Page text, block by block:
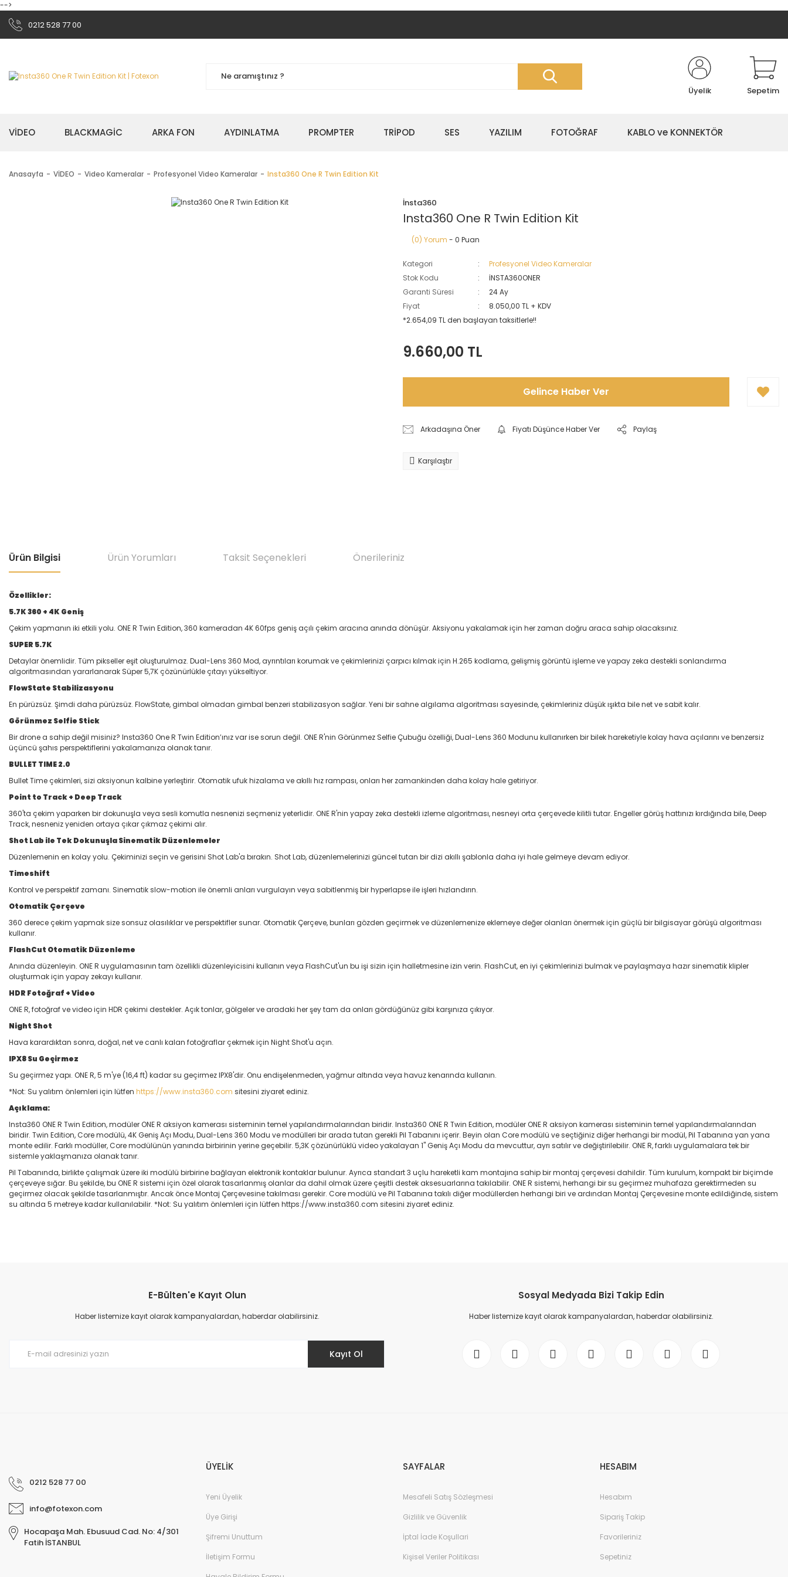
-->
0212 528 77 00
Üyelik Sepetim
VİDEO BLACKMAGİC ARKA FON AYDINLATMA PROMPTER TRİPOD SES YAZILIM FOTOĞRAF KABLO ve KONNEKTÖR
Anasayfa VİDEO Video Kameralar Profesyonel Video Kameralar Insta360 One R Twin Edition Kit
İnsta360
Insta360 One R Twin Edition Kit
(0) Yorum - 0 Puan
Kategori
Profesyonel Video Kameralar
Stok Kodu
İNSTA360ONER
Garanti Süresi
24 Ay
Fiyat
8.050,00 TL + KDV
*2.654,09 TL den başlayan taksitlerle!!
9.660,00 TL
Gelince Haber Ver
Arkadaşına Öner Fiyatı Düşünce Haber Ver Paylaş
Karşılaştır
Ürün Bilgisi Ürün Yorumları Taksit Seçenekleri Önerileriniz
Özellikler:
5.7K 360 + 4K Geniş
Çekim yapmanın iki etkili yolu. ONE R Twin Edition, 360 kameradan 4K 60fps geniş açılı çekim aracına anında dönüşür. Aksiyonu yakalamak için her zaman doğru araca sahip olacaksınız.
SUPER 5.7K
Detaylar önemlidir. Tüm pikseller eşit oluşturulmaz. Dual-Lens 360 Mod, ayrıntıları korumak ve çekimlerinizi çarpıcı kılmak için H.265 kodlama, gelişmiş görüntü işleme ve yapay zeka destekli sonlandırma
algoritmasından yararlanarak Süper 5,7K çözünürlükle çıtayı yükseltiyor.
FlowState Stabilizasyonu
En pürüzsüz. Şimdi daha pürüzsüz. FlowState, gimbal olmadan gimbal benzeri stabilizasyon sağlar. Yeni bir sahne algılama algoritması sayesinde, çekimleriniz düşük ışıkta bile net ve sabit kalır.
Görünmez Selfie Stick
Bir drone a sahip değil misiniz? Insta360 One R Twin Edition’ınız var ise sorun değil. ONE R'nin Görünmez Selfie Çubuğu özelliği, Dual-Lens 360 Modunu kullanırken bir bilek hareketiyle kolay hava açılarını ve benzersiz
üçüncü şahıs perspektiflerini yakalamanıza olanak tanır.
BULLET TIME 2.0
Bullet Time çekimleri, sizi aksiyonun kalbine yerleştirir. Otomatik ufuk hizalama ve akıllı hız rampası, onları her zamankinden daha kolay hale getiriyor.
Point to Track + Deep Track
360'ta çekim yaparken bir dokunuşla veya sesli komutla nesnenizi seçmeniz yeterlidir. ONE R'nin yapay zeka destekli izleme algoritması, nesneyi orta çerçevede kilitli tutar. Engeller görüş hattınızı kırdığında bile, Deep
Track, nesneniz yeniden ortaya çıkar çıkmaz çekimi alır.
Shot Lab ile Tek Dokunuşla Sinematik Düzenlemeler
Düzenlemenin en kolay yolu. Çekiminizi seçin ve gerisini Shot Lab'a bırakın. Shot Lab, düzenlemelerinizi güncel tutan bir dizi akıllı şablonla daha iyi hale gelmeye devam ediyor.
Timeshift
Kontrol ve perspektif zamanı. Sinematik slow-motion ile önemli anları vurgulayın veya sabitlenmiş bir hyperlapse ile işleri hızlandırın.
Otomatik Çerçeve
360 derece çekim yapmak size sonsuz olasılıklar ve perspektifler sunar. Otomatik Çerçeve, bunları gözden geçirmek ve düzenlemenize eklemeye değer olanları önermek için güçlü bir bilgisayar görüşü algoritması
kullanır.
FlashCut Otomatik Düzenleme
Anında düzenleyin. ONE R uygulamasının tam özellikli düzenleyicisini kullanın veya FlashCut'un bu işi sizin için halletmesine izin verin. FlashCut, en iyi çekimlerinizi bulmak ve paylaşmaya hazır sinematik klipler
oluşturmak için yapay zekayı kullanır.
HDR Fotoğraf + Video
ONE R, fotoğraf ve video için HDR çekimi destekler. Açık tonlar, gölgeler ve aradaki her şey tam da onları gördüğünüz gibi karşınıza çıkıyor.
Night Shot
Hava karardıktan sonra, doğal, net ve canlı kalan fotoğraflar çekmek için Night Shot'u açın.
IPX8 Su Geçirmez
Su geçirmez yapı. ONE R, 5 m'ye (16,4 ft) kadar su geçirmez IPX8'dir. Onu endişelenmeden, yağmur altında veya havuz kenarında kullanın.
*Not: Su yalıtım önlemleri için lütfen https://www.insta360.com sitesini ziyaret ediniz.
Açıklama:
Insta360 ONE R Twin Edition, modüler ONE R aksiyon kamerası sisteminin temel yapılandırmalarından biridir. Insta360 ONE R Twin Edition, modüler ONE R aksiyon kamerası sisteminin temel yapılandırmalarından
biridir. Twin Edition, Core modülü, 4K Geniş Açı Modu, Dual-Lens 360 Modu ve modülleri bir arada tutan gerekli Pil Tabanını içerir. Beyin olan Core modülü ve seçtiğiniz diğer herhangi bir modül, Pil Tabanına yan yana
monte edilir. Farklı modüller, Core modülünün yanında birbirinin yerine geçebilir. 5,3K çözünürlüklü video yakalayan 1" Geniş Açı Modu da mevcuttur, ayrı satılır ve değiştirilebilir. ONE R, farklı uygulamalara tek bir
sistemle yaklaşmanıza olanak tanır.
Pil Tabanında, birlikte çalışmak üzere iki modülü birbirine bağlayan elektronik kontaklar bulunur. Ayrıca standart 3 uçlu hareketli kam montajına sahip bir montaj çerçevesi dahildir. Tüm kurulum, kompakt bir biçimde
çerçeveye sığar. Bu şekilde, bu ONE R sistemi için özel olarak tasarlanmış olanlar da dahil olmak üzere çeşitli destek aksesuarlarına takılabilir. ONE R sistemi, herhangi bir su geçirmez muhafaza gerektirmeden su
geçirmez olacak şekilde tasarlanmıştır. Ancak önce Montaj Çerçevesine takılması gerekir. Core modülü ve Pil Tabanına takılı diğer modüllerden herhangi biri ve ardından Montaj Çerçevesine monte edildiğinde, sistem
su altında 5 metreye kadar kullanılabilir. *Not: Su yalıtım önlemleri için lütfen https://www.insta360.com sitesini ziyaret ediniz.
Ürün resmi kalitesiz, bozuk veya görüntülenemiyor.
Ürün açıklamasında eksik bilgiler bulunuyor.
E-Bülten'e Kayıt Olun
Haber listemize kayıt olarak kampanyalardan, haberdar olabilirsiniz.
Kayıt Ol
Sosyal Medyada Bizi Takip Edin
Haber listemize kayıt olarak kampanyalardan, haberdar olabilirsiniz.
0212 528 77 00
info@fotexon.com
Hocapaşa Mah. Ebusuud Cad. No: 4/301
Fatih İSTANBUL
ÜYELİK
Yeni Üyelik
Üye Girişi
Şifremi Unuttum
İletişim Formu
SAYFALAR
Mesafeli Satış Sözleşmesi
Gizlilik ve Güvenlik
İptal İade Koşullari
Kişisel Veriler Politikası
HESABIM
Hesabım
Sipariş Takip
Favorileriniz
Sepetiniz